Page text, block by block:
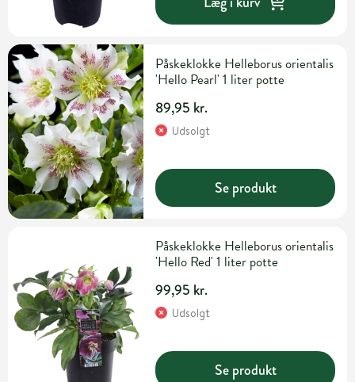
Påskeklokke Helleborus orientalis
'Hello Pearl' 1 liter potte
89,95 kr.
Udsolgt
Se produkt
Påskeklokke Helleborus orientalis
'Hello Red' 1 liter potte
99,95 kr.
Udsolgt
Se produkt